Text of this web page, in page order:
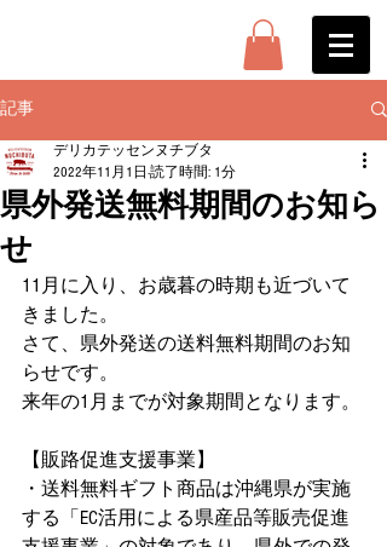
記事
県外発送無料期間のお知ら
せ
デリカテッセンヌチブタ
2022年11月1日 読了時間: 1分
11月に入り、お歳暮の時期も近づいて
きました。
さて、県外発送の送料無料期間のお知
らせです。
来年の1月までが対象期間となります。
【販路促進支援事業】
・送料無料ギフト商品は沖縄県が実施
する「EC活用による県産品等販売促進